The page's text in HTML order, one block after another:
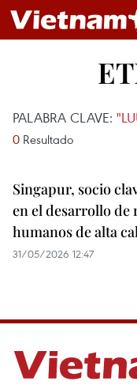
PALABRA CLAVE:
0 Resultado
Singapur, socio
en el desarrollo de
humanos de alta
31/05/2026 12:47